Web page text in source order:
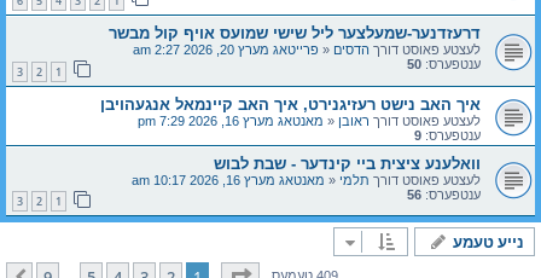
דרעזדנער-שמעלצער ליל שישי שמועס אויף קול מבשר
לעצטע פאוסט דורך הדסים « פרייטאג מערץ 20, 2026 2:27 am
ענטפערס: 50
1
2
3
איך האב נישט רעזיגנירט, איך האב קיינמאל אנגעהויבן
לעצטע פאוסט דורך ראובן « מאנטאג מערץ 16, 2026 7:29 pm
ענטפערס: 9
וואלענע ציצית ביי קינדער - שבת לבוש
לעצטע פאוסט דורך תלמי « מאנטאג מערץ 16, 2026 10:17 am
ענטפערס: 56
1
2
3
נייע טעמע